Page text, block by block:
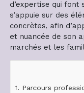
d’expertise qui font
s’appuie sur des
concrètes, afin
et nuancée de son
marchés et les
1. Parcours